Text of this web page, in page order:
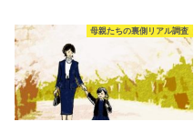
母親たちの裏側リアル調査